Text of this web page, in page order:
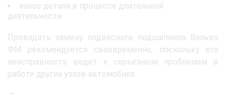
износ детали в процессе длительной
деятельности.
Проводить замену подвесного подшипника Вольво
ФМ рекомендуется своевременно, поскольку его
неисправность ведет к серьезным проблемам в
работе других узлов автомобиля.